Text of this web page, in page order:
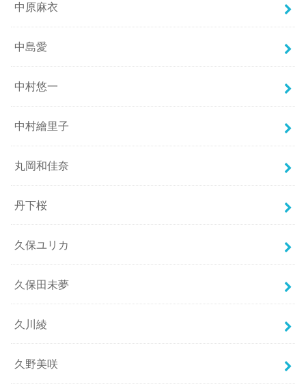
中原麻衣
中島愛
中村悠一
中村繪里子
丸岡和佳奈
丹下桜
久保ユリカ
久保田未夢
久川綾
久野美咲